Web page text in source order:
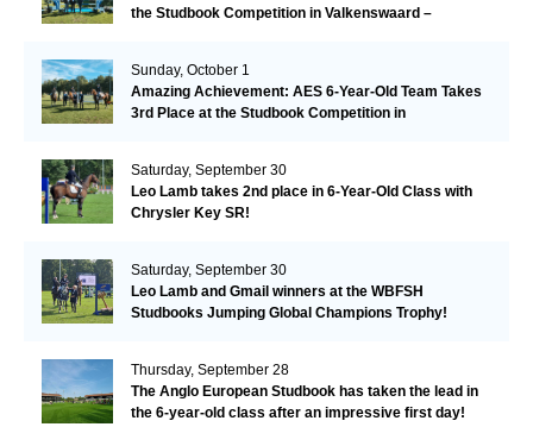
the Studbook Competition in Valkenswaard –
Sunday, October 1
Amazing Achievement: AES 6-Year-Old Team Takes
3rd Place at the Studbook Competition in
Saturday, September 30
Leo Lamb takes 2nd place in 6-Year-Old Class with
Chrysler Key SR!
Saturday, September 30
Leo Lamb and Gmail winners at the WBFSH
Studbooks Jumping Global Champions Trophy!
Thursday, September 28
The Anglo European Studbook has taken the lead in
the 6-year-old class after an impressive first day!​